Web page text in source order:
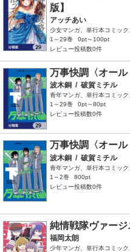
版】
アッチあい
少女マンガ、単行本コミック
1～29巻
0pt～100pt
レビュー投稿数0件
万事快調〈オール
波木銅 / 破賀ミチル
青年マンガ、単行本コミック
1～29巻
0pt～80pt
レビュー投稿数0件
万事快調〈オール
波木銅 / 破賀ミチル
青年マンガ、単行本コミック
1～2巻
800pt
レビュー投稿数0件
純情戦隊ヴァー
福岡太朗
少年マンガ、単行本コミック